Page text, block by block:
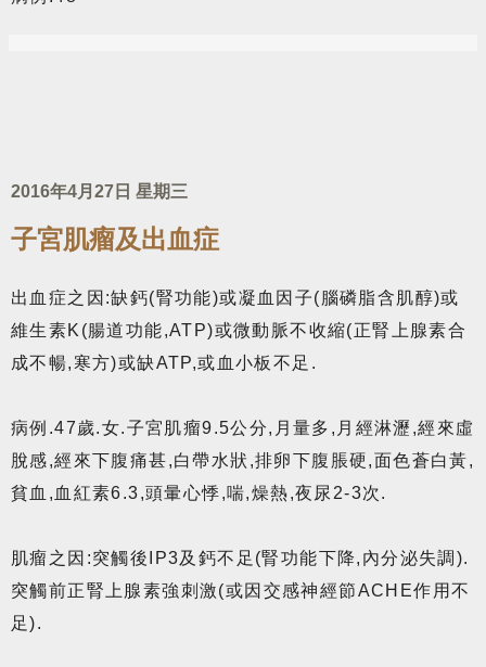
2016年4月27日 星期三
子宮肌瘤及出血症
出血症之因:缺鈣(腎功能)或凝血因子(腦磷脂含肌醇)或
維生素K(腸道功能,ATP)或微動脈不收縮(正腎上腺素合
成不暢,寒方)或缺ATP,或血小板不足.
病例.47歲.女.子宮肌瘤9.5公分,月量多,月經淋瀝,經來虛
脫感,經來下腹痛甚,白帶水狀,排卵下腹脹硬,面色蒼白黃,
貧血,血紅素6.3,頭暈心悸,喘,燥熱,夜尿2-3次.
肌瘤之因:突觸後IP3及鈣不足(腎功能下降,內分泌失調).
突觸前正腎上腺素強刺激(或因交感神經節ACHE作用不
足).